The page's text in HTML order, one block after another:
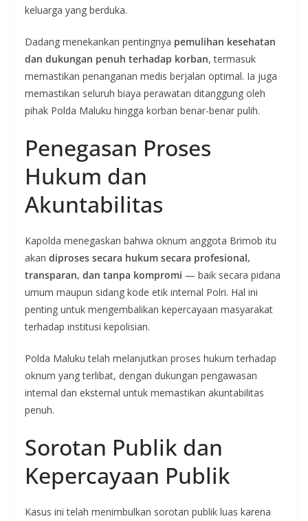
keluarga yang berduka.
Dadang menekankan pentingnya pemulihan kesehatan
dan dukungan penuh terhadap korban, termasuk
memastikan penanganan medis berjalan optimal. Ia juga
memastikan seluruh biaya perawatan ditanggung oleh
pihak Polda Maluku hingga korban benar-benar pulih.
Penegasan Proses
Hukum dan
Akuntabilitas
Kapolda menegaskan bahwa oknum anggota Brimob itu
akan diproses secara hukum secara profesional,
transparan, dan tanpa kompromi — baik secara pidana
umum maupun sidang kode etik internal Polri. Hal ini
penting untuk mengembalikan kepercayaan masyarakat
terhadap institusi kepolisian.
Polda Maluku telah melanjutkan proses hukum terhadap
oknum yang terlibat, dengan dukungan pengawasan
internal dan eksternal untuk memastikan akuntabilitas
penuh.
Sorotan Publik dan
Kepercayaan Publik
Kasus ini telah menimbulkan sorotan publik luas karena